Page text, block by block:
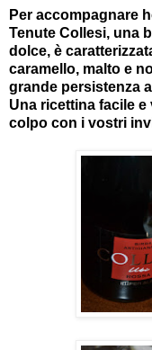
Per accompagnare
Tenute Collesi, una
dolce, è
caramello, malto e
grande persistenza
Una ricettina facile
colpo con i vostri